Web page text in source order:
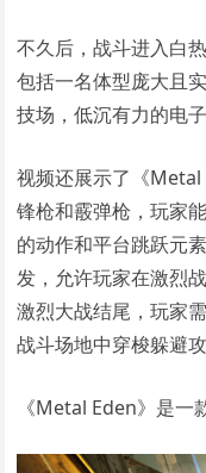
不久后，战斗进入白
包括一名体型庞大且
技场，低沉有力的电
视频还展示了《
锋枪和霰弹枪，玩家
的动作和平台跳跃元
发，允许玩家在激烈
激烈大战结尾，玩家
战斗场地中穿梭躲避
《Metal Eden》是一